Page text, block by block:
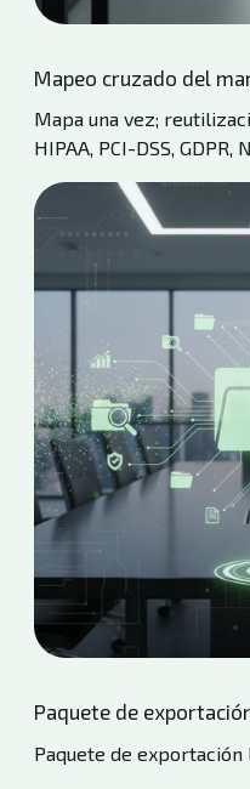
Mapeo cruzado del
Mapa una vez;
HIPAA, PCI-DSS, GDPR,
Paquete de
Paquete de